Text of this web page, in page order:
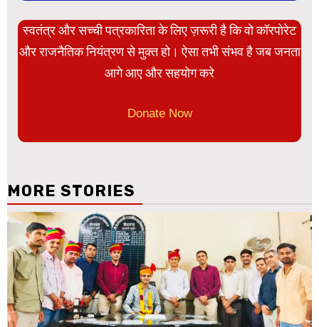
स्वतंत्र और सच्ची पत्रकारिता के लिए ज़रूरी है कि वो कॉरपोरेट
और राजनैतिक नियंत्रण से मुक्त हो। ऐसा तभी संभव है जब जनता
आगे आए और सहयोग करे
Donate Now
MORE STORIES